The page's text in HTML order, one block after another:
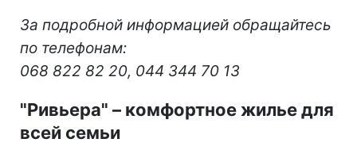
За подробной информацией обращайтесь
по телефонам:
068 822 82 20, 044 344 70 13
"Ривьера" – комфортное жилье для
всей семьи